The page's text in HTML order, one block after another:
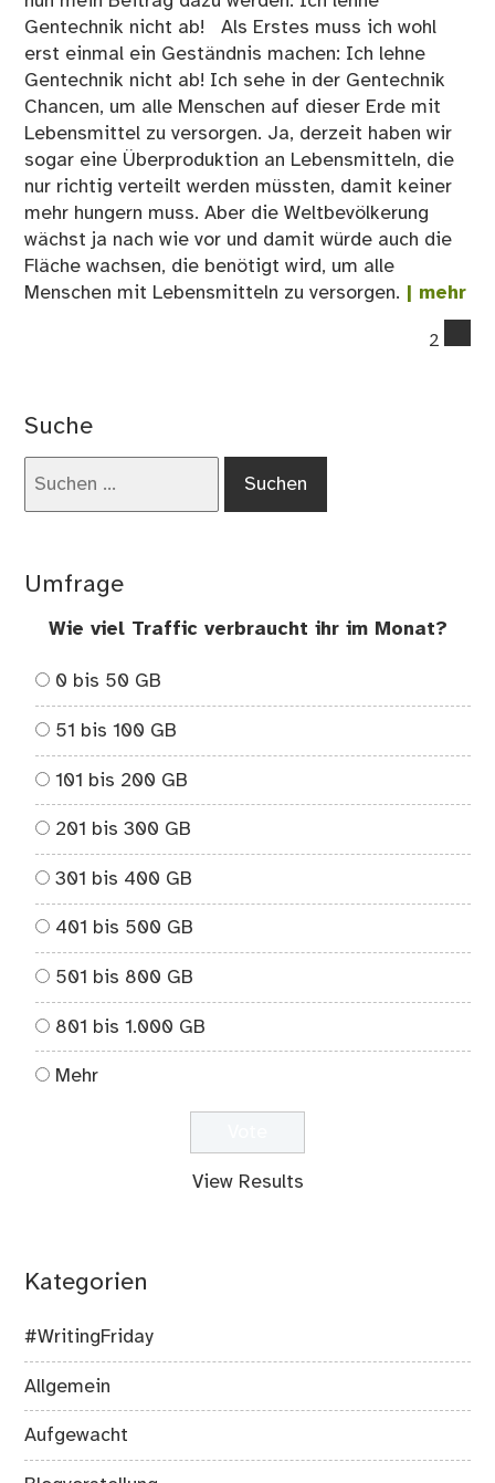
Gentechnik nicht ab! Als Erstes muss ich wohl
erst einmal ein Geständnis machen: Ich lehne
Gentechnik nicht ab! Ich sehe in der Gentechnik
Chancen, um alle Menschen auf dieser Erde mit
Lebensmittel zu versorgen. Ja, derzeit haben wir
sogar eine Überproduktion an Lebensmitteln, die
nur richtig verteilt werden müssten, damit keiner
mehr hungern muss. Aber die Weltbevölkerung
wächst ja nach wie vor und damit würde auch die
Fläche wachsen, die benötigt wird, um alle
Menschen mit Lebensmitteln zu versorgen. | mehr
2
Suche
Umfrage
Wie viel Traffic verbraucht ihr im Monat?
0 bis 50 GB
51 bis 100 GB
101 bis 200 GB
201 bis 300 GB
301 bis 400 GB
401 bis 500 GB
501 bis 800 GB
801 bis 1.000 GB
Mehr
View Results
Kategorien
#WritingFriday
Allgemein
Aufgewacht